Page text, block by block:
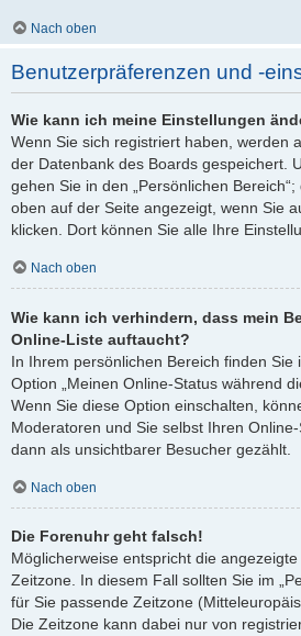
Nach oben
Benutzerpräferenzen und -
Wie kann ich meine Einstellungen
Wenn Sie sich registriert haben, werden
der Datenbank des Boards gespeichert.
gehen Sie in den „Persönlichen
oben auf der Seite angezeigt, wenn Sie
klicken. Dort können Sie alle Ihre
Nach oben
Wie kann ich verhindern, dass mein
Online-Liste auftaucht?
In Ihrem persönlichen Bereich finden Sie
Option „Meinen Online-Status während
Wenn Sie diese Option einschalten,
Moderatoren und Sie selbst Ihren
dann als unsichtbarer Besucher gezählt.
Nach oben
Die Forenuhr geht falsch!
Möglicherweise entspricht die
Zeitzone. In diesem Fall sollten Sie im
für Sie passende Zeitzone
Die Zeitzone kann dabei nur von